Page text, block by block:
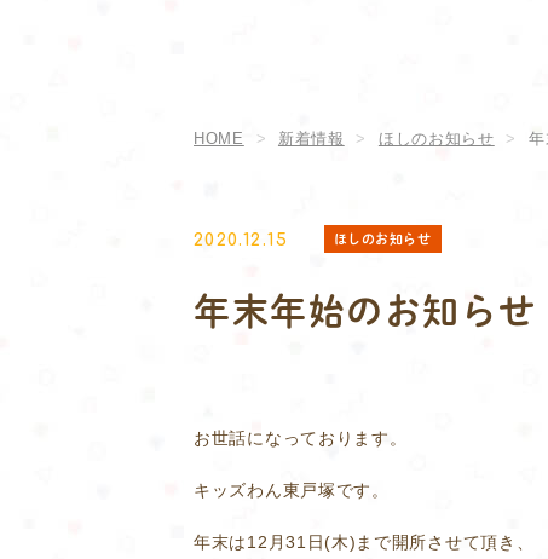
HOME 新着情報 ほしのお知らせ 年
2020.12.15 ほしのお知らせ
年末年始のお知らせ
お世話になっております。
キッズわん東戸塚です。
年末は12月31日(木)まで開所させて頂き、